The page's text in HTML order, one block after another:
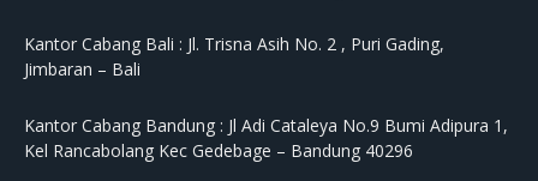
Kantor Cabang Bali : Jl. Trisna Asih No. 2 , Puri Gading,
Jimbaran – Bali
Kantor Cabang Bandung : Jl Adi Cataleya No.9 Bumi Adipura 1,
Kel Rancabolang Kec Gedebage – Bandung 40296